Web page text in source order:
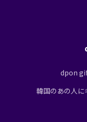
dpon
韓国のあの人